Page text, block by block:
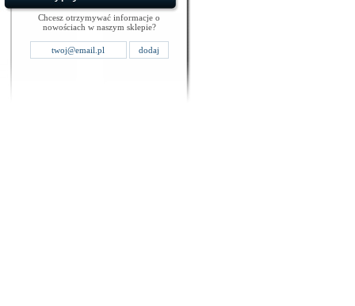
Chcesz otrzymywać informacje o
nowościach w naszym sklepie?